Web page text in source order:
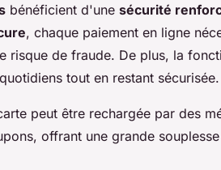
bénéficient d'une sécurité
, chaque paiement en ligne
risque de fraude. De plus, la
tout en restant sécurisée.
peut être rechargée par des
offrant une grande souplesse